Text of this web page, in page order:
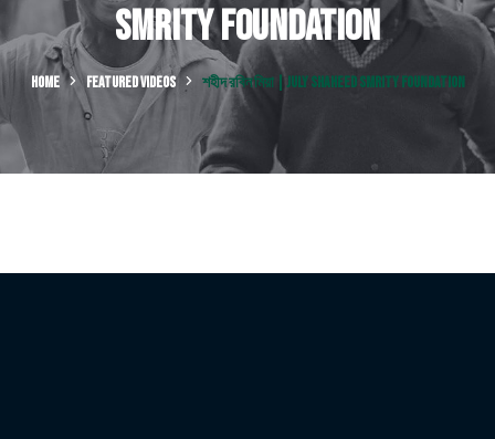
Smrity Foundation
HOME FEATURED VIDEOS শহীদ রবিন মিয়া | JULY SHAHEED SMRITY FOUNDATION